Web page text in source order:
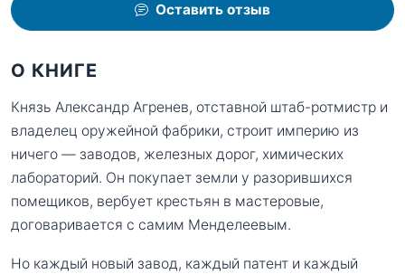
Оставить отзыв
О КНИГЕ
Князь Александр Агренев, отставной штаб-ротмистр и
владелец оружейной фабрики, строит империю из
ничего — заводов, железных дорог, химических
лабораторий. Он покупает земли у разорившихся
помещиков, вербует крестьян в мастеровые,
договаривается с самим Менделеевым.
Но каждый новый завод, каждый патент и каждый